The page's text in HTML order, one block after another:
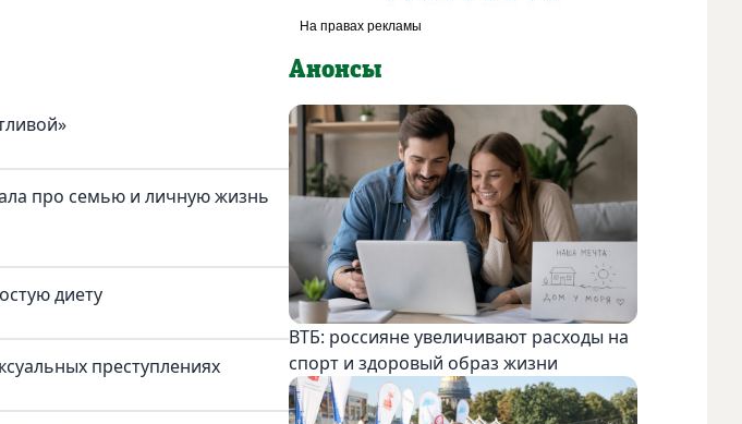
про семью и личную жизнь
диету
преступлениях
Анонсы
ВТБ: россияне увеличивают расходы на
спорт и здоровый образ жизни